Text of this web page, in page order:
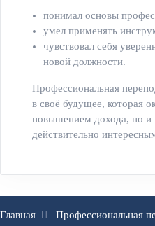
понимал основы
умел применять
чувствовал себя
новой должности.
Профессиональная
в своё будущее, которая
повышением дохода, но и
действительно
Главная Профессиональная